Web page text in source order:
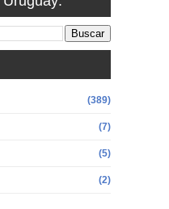
(389)
(7)
(5)
(2)